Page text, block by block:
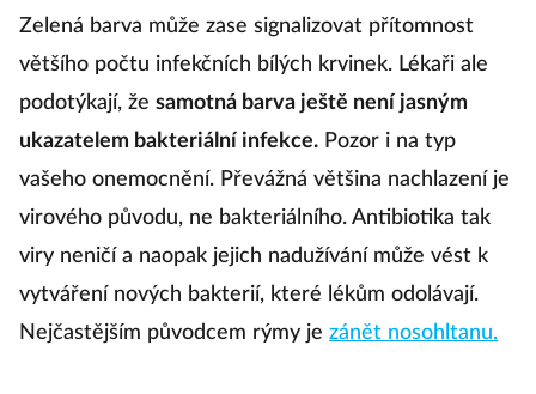
Zelená barva může zase signalizovat přítomnost
většího počtu infekčních bílých krvinek. Lékaři ale
podotýkají, že samotná barva ještě není jasným
ukazatelem bakteriální infekce. Pozor i na typ
vašeho onemocnění. Převážná většina nachlazení je
virového původu, ne bakteriálního. Antibiotika tak
viry neničí a naopak jejich nadužívání může vést k
vytváření nových bakterií, které lékům odolávají.
Nejčastějším původcem rýmy je zánět nosohltanu.